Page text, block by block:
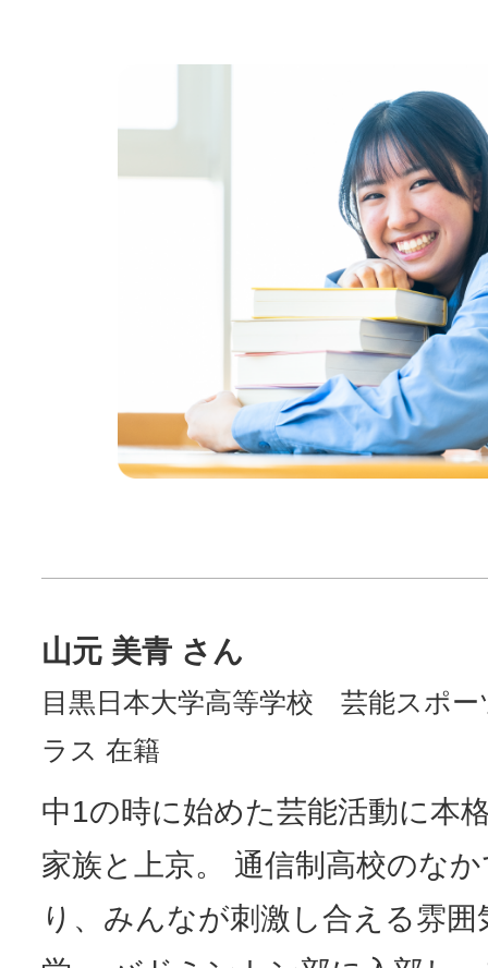
山元 美青 さん
目黒日本大学高等学校 芸能スポ
ラス 在籍
中1の時に始めた芸能活動に本
家族と上京。 通信制高校のな
り、みんなが刺激し合える雰